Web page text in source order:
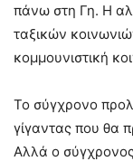
πάνω στη Γη. Η
ταξικών
κομμουνιστική
Το σύγχρονο
γίγαντας που θα
Αλλά ο